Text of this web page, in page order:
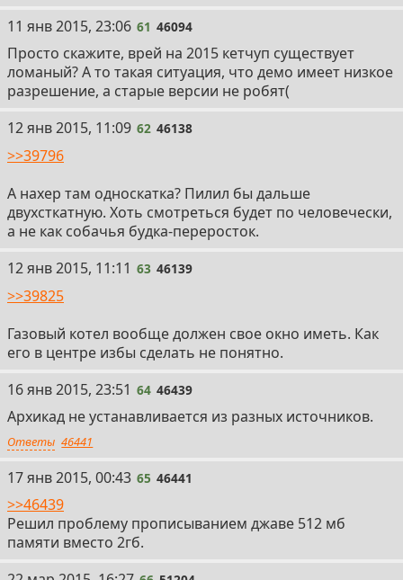
61
11 янв 2015, 23:06 61 46094
Просто скажите, врей на 2015 кетчуп существует
ломаный? А то такая ситуация, что демо имеет низкое
разрешение, а старые версии не робят(
62
12 янв 2015, 11:09 62 46138
>>39796
А нахер там односкатка? Пилил бы дальше
двухсткатную. Хоть смотреться будет по человечески,
а не как собачья будка-переросток.
63
12 янв 2015, 11:11 63 46139
>>39825
Газовый котел вообще должен свое окно иметь. Как
его в центре избы сделать не понятно.
64
16 янв 2015, 23:51 64 46439
Архикад не устанавливается из разных источников.
Ответы 46441
65
17 янв 2015, 00:43 65 46441
>>46439
Решил проблему прописыванием джаве 512 мб
памяти вместо 2гб.